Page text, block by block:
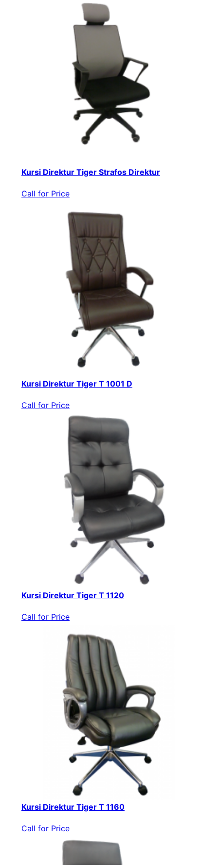
Kursi Direktur Tiger Strafos Direktur
Call for Price
Kursi Direktur Tiger T 1001 D
Call for Price
Kursi Direktur Tiger T 1120
Call for Price
Kursi Direktur Tiger T 1160
Call for Price